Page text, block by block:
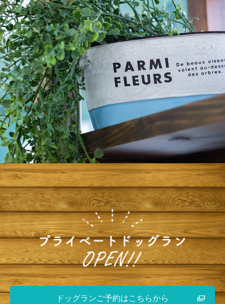
ドッグランご予約はこちらから